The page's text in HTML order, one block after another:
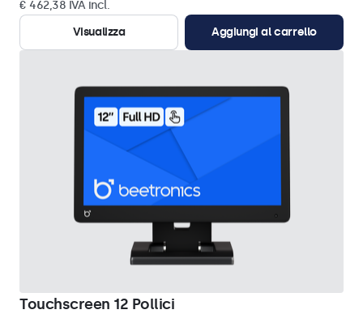
€ 462,38 IVA incl.
Visualizza
Aggiungi al carrello
Touchscreen 12 Pollici